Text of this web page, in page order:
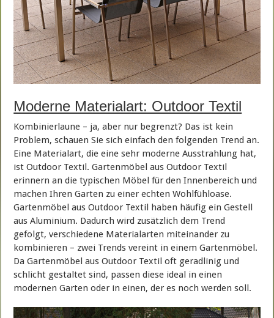
Moderne Materialart: Outdoor Textil
Kombinierlaune – ja, aber nur begrenzt? Das ist kein
Problem, schauen Sie sich einfach den folgenden Trend an.
Eine Materialart, die eine sehr moderne Ausstrahlung hat,
ist Outdoor Textil. Gartenmöbel aus Outdoor Textil
erinnern an die typischen Möbel für den Innenbereich und
machen Ihren Garten zu einer echten Wohlfühloase.
Gartenmöbel aus Outdoor Textil haben häufig ein Gestell
aus Aluminium. Dadurch wird zusätzlich dem Trend
gefolgt, verschiedene Materialarten miteinander zu
kombinieren – zwei Trends vereint in einem Gartenmöbel.
Da Gartenmöbel aus Outdoor Textil oft geradlinig und
schlicht gestaltet sind, passen diese ideal in einen
modernen Garten oder in einen, der es noch werden soll.